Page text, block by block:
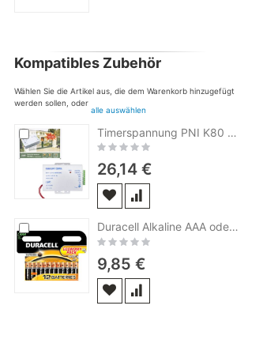
Kompatibles Zubehör
Wählen Sie die Artikel aus, die dem Warenkorb hinzugefügt
werden sollen, oder
alle auswählen
Timerspannung PNI K80 12V und 3A pt. Yale und Zugangskontrolle
Rating:
26,14 €
In
den
Warenkorb
Duracell Alkaline AAA oder R3 Alkaline Batterie 81480556 Blister von 12bc
Rating:
9,85 €
den
Warenkorb